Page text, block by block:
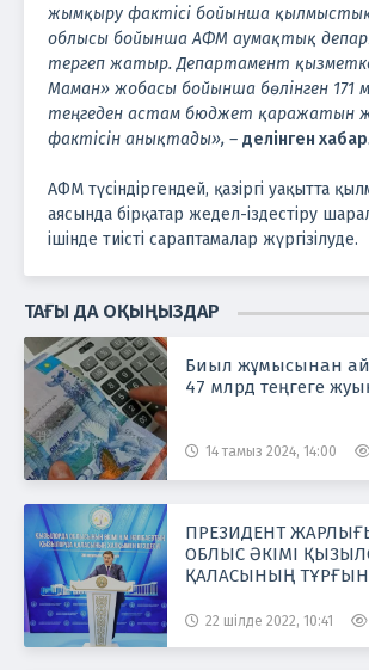
жымқыру фактісі бойынша
облысы бойынша АФМ аумақтық
тергеп жатыр. Департамент
Маман» жобасы бойынша бөлінген 171
теңгеден астам бюджет қаражатын
фактісін анықтады», – делінген
АФМ түсіндіргендей, қазіргі уақытта
аясында бірқатар жедел-іздестіру
ішінде тиісті сараптамалар жүргізілуде.
ТАҒЫ ДА ОҚЫҢЫЗДАР
Биыл жұмысынан
47 млрд теңгеге
14 тамыз 2024, 14:00
ПРЕЗИДЕНТ
ОБЛЫС ӘКІМІ
ҚАЛАСЫНЫҢ
22 шілде 2022, 10:41